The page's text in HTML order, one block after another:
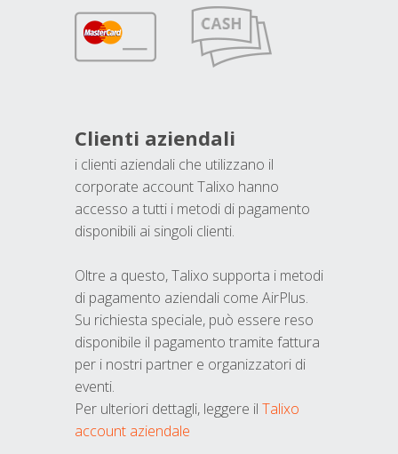
Clienti aziendali
i clienti aziendali che utilizzano il
corporate account Talixo hanno
accesso a tutti i metodi di pagamento
disponibili ai singoli clienti.
Oltre a questo, Talixo supporta i metodi
di pagamento aziendali come AirPlus.
Su richiesta speciale, può essere reso
disponibile il pagamento tramite fattura
per i nostri partner e organizzatori di
eventi.
Per ulteriori dettagli, leggere il Talixo
account aziendale